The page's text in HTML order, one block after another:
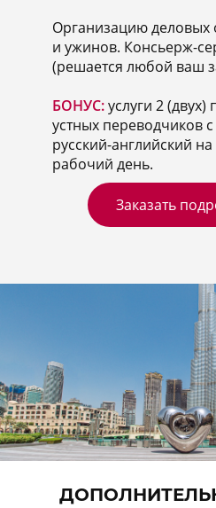
Организацию деловых
и ужинов. Консьерж-
(решается любой ваш
БОНУС:услуги 2
устных переводчиков
русский-английский
рабочий день.
Заказать